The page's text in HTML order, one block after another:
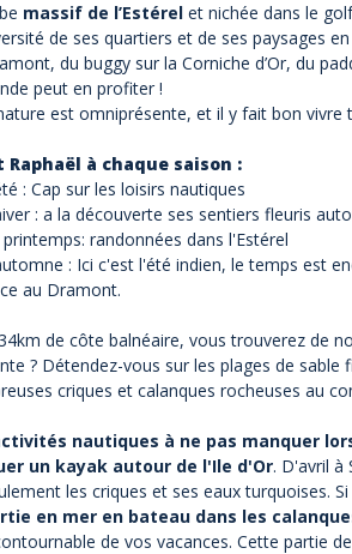
massif de l’Estérel et nichée dans le
de ses quartiers et de ses paysages
du buggy sur la Corniche d’Or, du
peut en profiter !
est omniprésente, et il y fait bon vivre
Raphaël à chaque saison :
: Cap sur les loisirs nautiques
: a la découverte ses sentiers fleuris
printemps: randonnées dans l'Estérel
: Ici c'est l'été indien, le temps est
au Dramont.
de côte balnéaire, vous trouverez de
? Détendez-vous sur les plages de sable
criques et calanques rocheuses au
nautiques à ne pas manquer
un kayak autour de l'Ile d'Or. D'avril à
les criques et ses eaux turquoises.
en mer en bateau dans les
de vos vacances. Cette partie